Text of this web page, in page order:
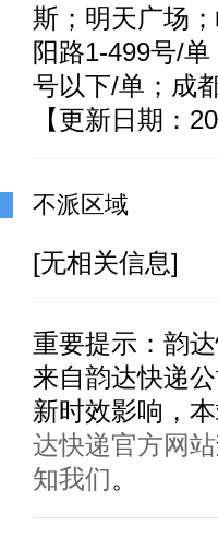
斯；明天广场
阳路1-499号/
号以下/单；成
【更新日期：
不派区域
[无相关信息]
重要提示： 韵
来自韵达快递
新时效影响，
达快递官方网站
知我们。